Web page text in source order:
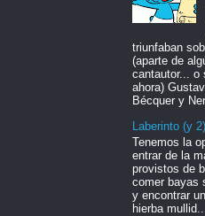
triunfaban
(aparte de
cantautor... o
ahora)
Bécquer y
Laberinto (y 2)
Tenemos la
entrar de la
provistos de
comer bayas
y encontrar
hierba mullid...